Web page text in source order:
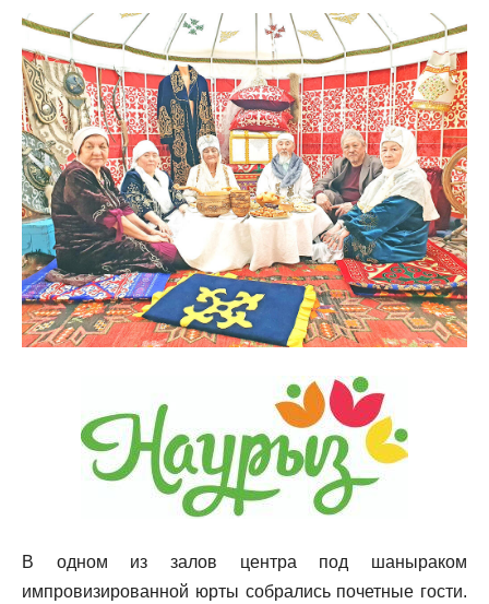
В одном из залов центра под шаныраком
импровизированной юрты собрались почетные гости.